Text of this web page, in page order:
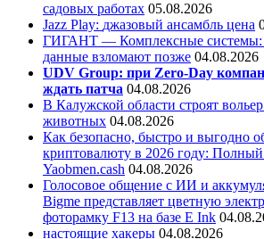
садовых работах 05.08.2026
Jazz Play: джазовый ансамбль цена
ГИГАНТ — Комплексные системы:
данные взломают позже 04.08.2026
UDV Group: при Zero-Day
ждать патча 04.08.2026
В Калужской области строят
животных 04.08.2026
Как безопасно, быстро и выгодно
криптовалюту в 2026 году: Полный
Yaobmen.cash 04.08.2026
Голосовое общение с ИИ и
Bigme представляет цветную
фоторамку F13 на базе E Ink
настоящие хакеры 04.08.2026